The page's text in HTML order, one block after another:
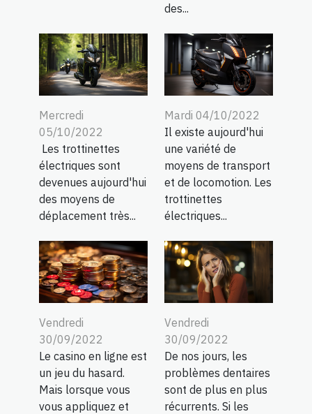
des...
Mercredi
05/10/2022
Les trottinettes
électriques sont
devenues aujourd'hui
des moyens de
déplacement très...
Mardi 04/10/2022
Il existe aujourd'hui
une variété de
moyens de transport
et de locomotion. Les
trottinettes
électriques...
Vendredi
30/09/2022
Le casino en ligne est
un jeu du hasard.
Mais lorsque vous
vous appliquez et
Vendredi
30/09/2022
De nos jours, les
problèmes dentaires
sont de plus en plus
récurrents. Si les